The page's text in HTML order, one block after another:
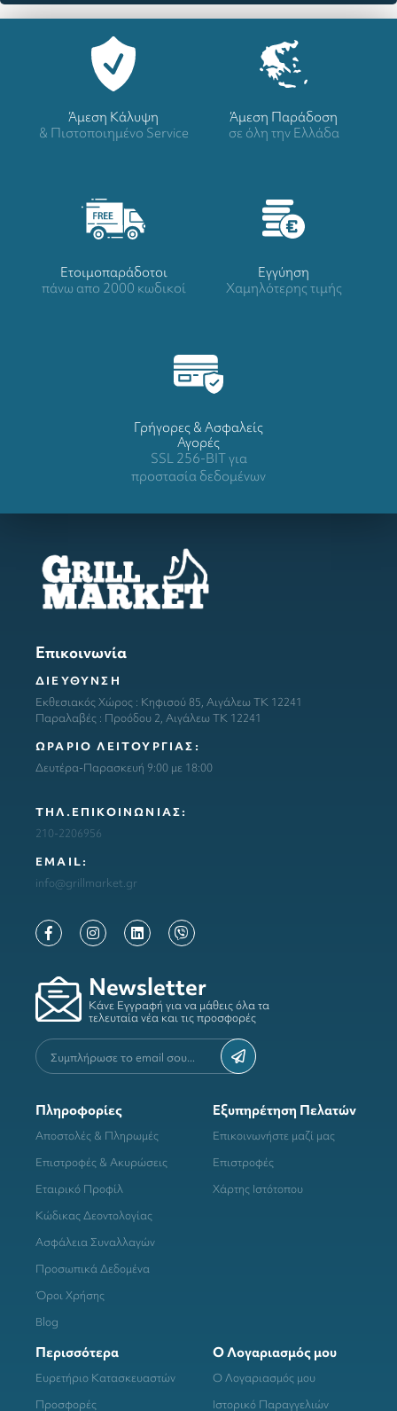
Άμεση Κάλυψη
& Πιστοποιημένο Service
Άμεση Παράδοση
σε όλη την Ελλάδα
Ετοιμοπαράδοτοι
πάνω απο 2000 κωδικοί
Eγγύηση
Χαμηλότερης τιμής
Γρήγορες & Ασφαλείς
Αγορές
SSL 256-BIT για
προστασία δεδομένων
Επικοινωνία
ΔΙΕΥΘΥΝΣΗ
Εκθεσιακός Χώρος : Κηφισού 85, Αιγάλεω ΤΚ 12241
Παραλαβές : Προόδου 2, Αιγάλεω ΤΚ 12241
ΩΡΑΡΙΟ ΛΕΙΤΟΥΡΓΙΑΣ:
Δευτέρα-Παρασκευή 9:00 με 18:00
ΤΗΛ.ΕΠΙΚΟΙΝΩΝΙΑΣ:
210-2206956
ΕΜΑΙL:
info@grillmarket.gr
Newsletter
Κάνε Εγγραφή για να μάθεις όλα τα
τελευταία νέα και τις προσφορές
Πληροφορίες
Αποστολές & Πληρωμές
Επιστροφές & Ακυρώσεις
Εταιρικό Προφίλ
Κώδικας Δεοντολογίας
Ασφάλεια Συναλλαγών
Προσωπικά Δεδομένα
Όροι Χρήσης
Blog
Εξυπηρέτηση Πελατών
Επικοινωνήστε μαζί μας
Επιστροφές
Χάρτης Ιστότοπου
Περισσότερα
Ευρετήριο Κατασκευαστών
Προσφορές
Ο Λογαριασμός μου
Ο Λογαριασμός μου
Ιστορικό Παραγγελιών